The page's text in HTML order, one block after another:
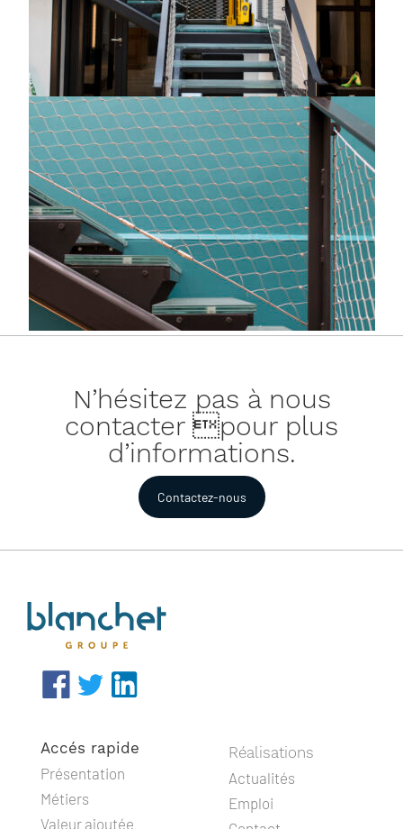
N’hésitez pas à nous
contacter pour plus
d’informations.
Contactez-nous
Accés rapide
Présentation
Métiers
Valeur ajoutée
Réalisations
Actualités
Emploi